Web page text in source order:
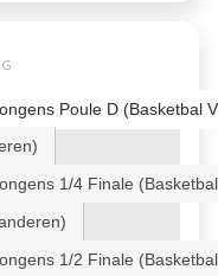
Poule D (Basketbal
1/4 Finale
1/2 Finale